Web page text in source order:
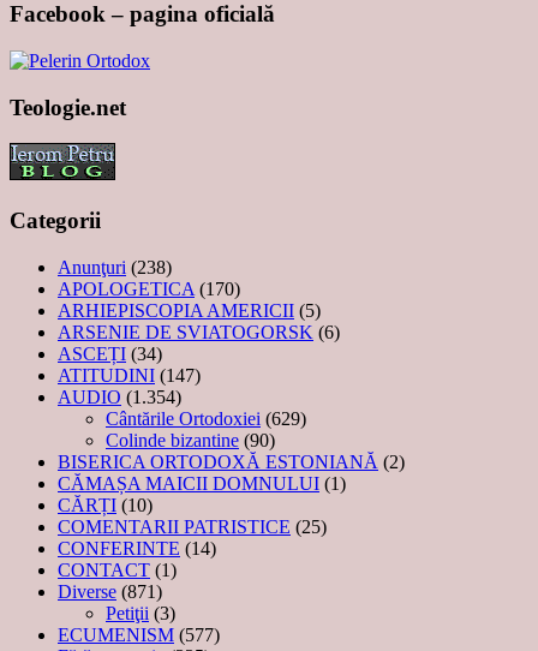
Facebook – pagina oficială
Teologie.net
Categorii
Anunţuri (238)
APOLOGETICA (170)
ARHIEPISCOPIA AMERICII (5)
ARSENIE DE SVIATOGORSK (6)
ASCEȚI (34)
ATITUDINI (147)
AUDIO (1.354)
Cântările Ortodoxiei (629)
Colinde bizantine (90)
BISERICA ORTODOXĂ ESTONIANĂ (2)
CĂMAȘA MAICII DOMNULUI (1)
CĂRȚI (10)
COMENTARII PATRISTICE (25)
CONFERINTE (14)
CONTACT (1)
Diverse (871)
Petiţii (3)
ECUMENISM (577)